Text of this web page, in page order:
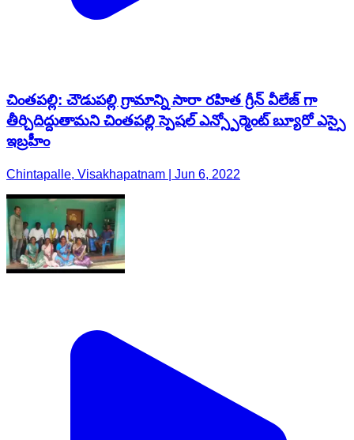
చింతపల్లి: చౌడుపల్లి గ్రామాన్ని సారా రహిత గ్రీన్ వీలేజ్ గా
తీర్చిదిద్దుతామని చింతపల్లి స్పెషల్ ఎన్స్పోర్మెంట్ బ్యూరో ఎస్సై
ఇబ్రహీం
Chintapalle, Visakhapatnam | Jun 6, 2022